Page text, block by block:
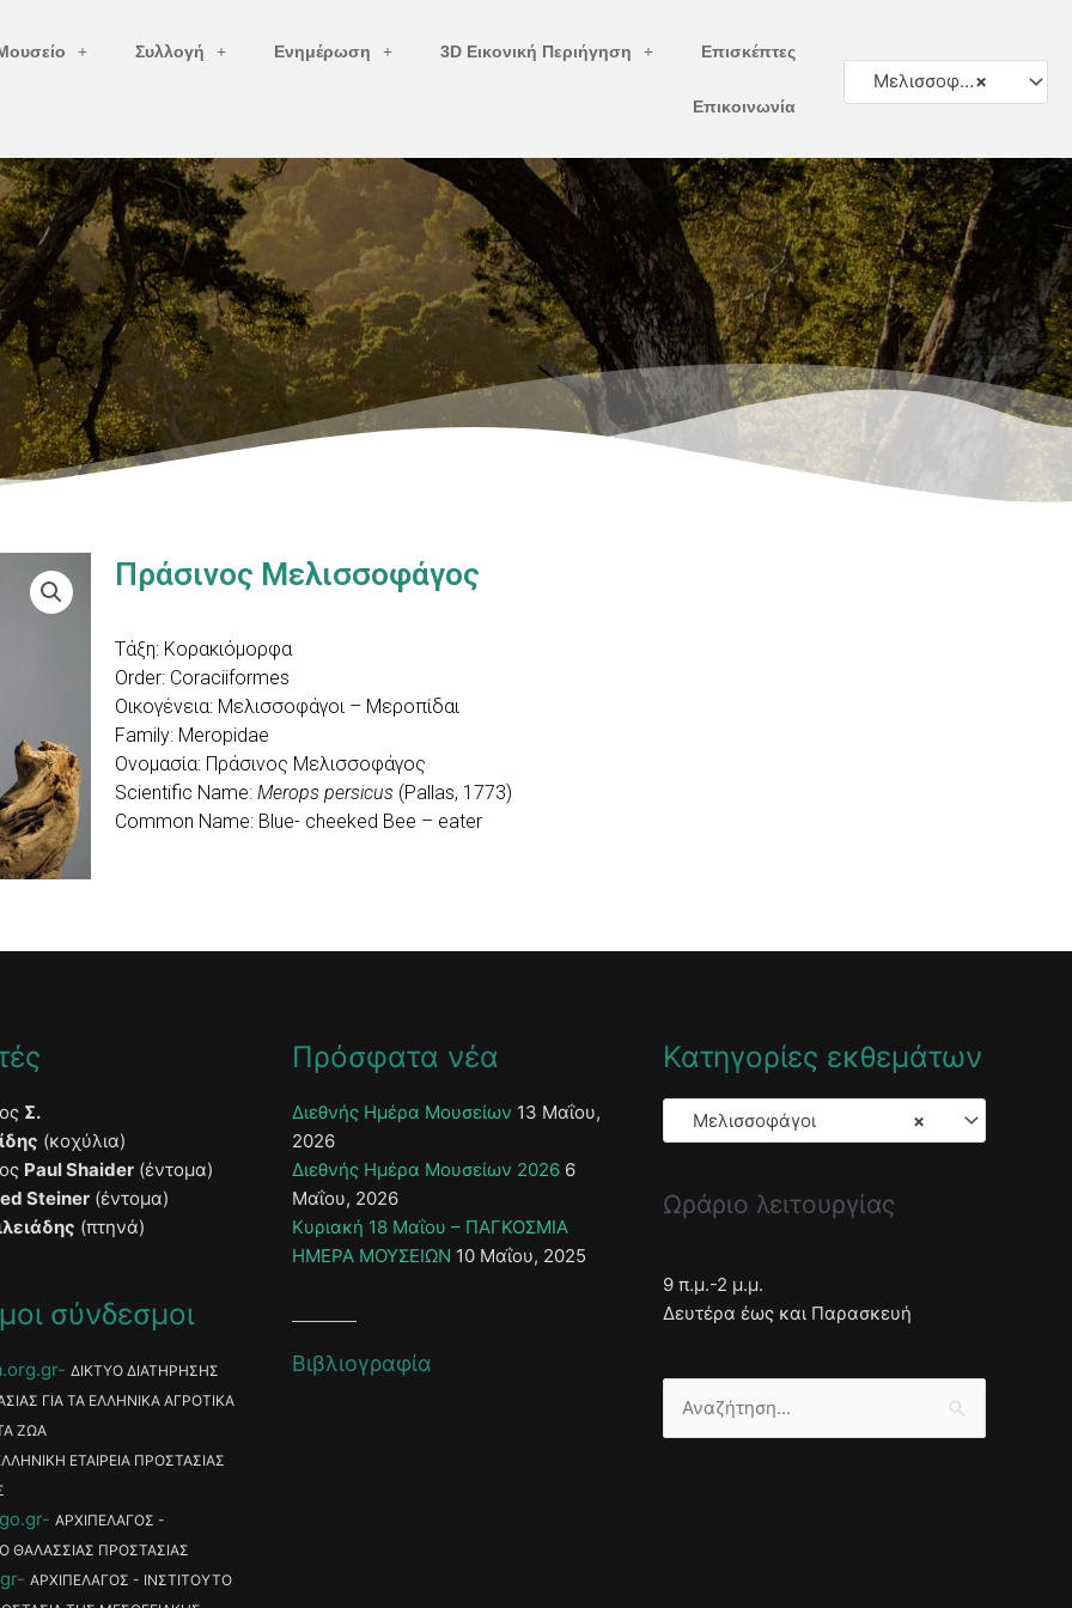
Συλλογή Ενημέρωση 3D Εικονική Περιήγηση Επισκέπτες
Επικοινωνία
×
Μελισσοφάγοι
Πράσινος Μελισσοφάγος
Τάξη: Κορακιόμορφα
Order: Coraciiformes
Οικογένεια: Μελισσοφάγοι – Μεροπίδαι
Family: Meropidae
Ονομασία: Πράσινος Μελισσοφάγος
Scientific Name: Merops persicus (Pallas, 1773)
Common Name: Blue- cheeked Bee – eater
Σ.
(κοχύλια)
Paul Shaider (έντομα)
Steiner (έντομα)
(πτηνά)
σύνδεσμοι
ΔΙΚΤΥΟ ΔΙΑΤΗΡΗΣΗΣ
ΓΙΑ ΤΑ ΕΛΛΗΝΙΚΑ ΑΓΡΟΤΙΚΑ
ΖΩΑ
ΕΤΑΙΡΕΙΑ ΠΡΟΣΤΑΣΙΑΣ
ΑΡΧΙΠΕΛΑΓΟΣ -
ΘΑΛΑΣΣΙΑΣ ΠΡΟΣΤΑΣΙΑΣ
ΑΡΧΙΠΕΛΑΓΟΣ - ΙΝΣΤΙΤΟΥΤΟ
Πρόσφατα νέα
Διεθνής Ημέρα Μουσείων 13 Μαΐου,
2026
Διεθνής Ημέρα Μουσείων 2026 6
Μαΐου, 2026
Κυριακή 18 Μαΐου – ΠΑΓΚΟΣΜΙΑ
ΗΜΕΡΑ ΜΟΥΣΕΙΩΝ 10 Μαΐου, 2025
Βιβλιογραφία
Κατηγορίες εκθεμάτων
×
Μελισσοφάγοι
Ωράριο λειτουργίας
9 π.μ.-2 μ.μ.
Δευτέρα έως και Παρασκευή
Αναζήτηση
για: